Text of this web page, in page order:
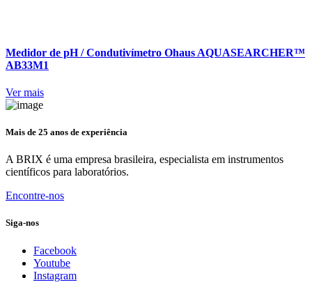
Medidor de pH / Condutivímetro Ohaus AQUASEARCHER™
AB33M1
Ver mais
Mais de 25 anos de experiência
A BRIX é uma empresa brasileira, especialista em instrumentos
científicos para laboratórios.
Encontre-nos
Siga-nos
Facebook
Youtube
Instagram